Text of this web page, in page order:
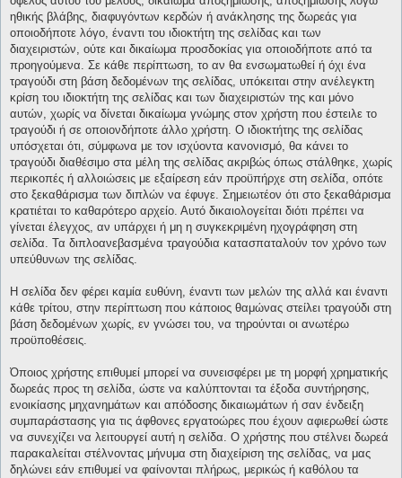
ηθικής βλάβης, διαφυγόντων κερδών ή ανάκλησης της δωρεάς για
οποιοδήποτε λόγο, έναντι του ιδιοκτήτη της σελίδας και των
διαχειριστών, ούτε και δικαίωμα προσδοκίας για οποιοδήποτε από τα
προηγούμενα. Σε κάθε περίπτωση, το αν θα ενσωματωθεί ή όχι ένα
τραγούδι στη βάση δεδομένων της σελίδας, υπόκειται στην ανέλεγκτη
κρίση του ιδιοκτήτη της σελίδας και των διαχειριστών της και μόνο
αυτών, χωρίς να δίνεται δικαίωμα γνώμης στον χρήστη που έστειλε το
τραγούδι ή σε οποιονδήποτε άλλο χρήστη. Ο ιδιοκτήτης της σελίδας
υπόσχεται ότι, σύμφωνα με τον ισχύοντα κανονισμό, θα κάνει το
τραγούδι διαθέσιμο στα μέλη της σελίδας ακριβώς όπως στάλθηκε, χωρίς
περικοπές ή αλλοιώσεις με εξαίρεση εάν προϋπήρχε στη σελίδα, οπότε
στο ξεκαθάρισμα των διπλών να έφυγε. Σημειωτέον ότι στο ξεκαθάρισμα
κρατιέται το καθαρότερο αρχείο. Αυτό δικαιολογείται διότι πρέπει να
γίνεται έλεγχος, αν υπάρχει ή μη η συγκεκριμένη ηχογράφηση στη
σελίδα. Τα διπλοανεβασμένα τραγούδια κατασπαταλούν τον χρόνο των
υπεύθυνων της σελίδας.
Η σελίδα δεν φέρει καμία ευθύνη, έναντι των μελών της αλλά και έναντι
κάθε τρίτου, στην περίπτωση που κάποιος θαμώνας στείλει τραγούδι στη
βάση δεδομένων χωρίς, εν γνώσει του, να τηρούνται οι ανωτέρω
προϋποθέσεις.
Όποιος χρήστης επιθυμεί μπορεί να συνεισφέρει με τη μορφή χρηματικής
δωρεάς προς τη σελίδα, ώστε να καλύπτονται τα έξοδα συντήρησης,
ενοικίασης μηχανημάτων και απόδοσης δικαιωμάτων ή σαν ένδειξη
συμπαράστασης για τις άφθονες εργατοώρες που έχουν αφιερωθεί ώστε
να συνεχίζει να λειτουργεί αυτή η σελίδα. Ο χρήστης που στέλνει δωρεά
παρακαλείται στέλνοντας μήνυμα στη διαχείριση της σελίδας, να μας
δηλώνει εάν επιθυμεί να φαίνονται πλήρως, μερικώς ή καθόλου τα